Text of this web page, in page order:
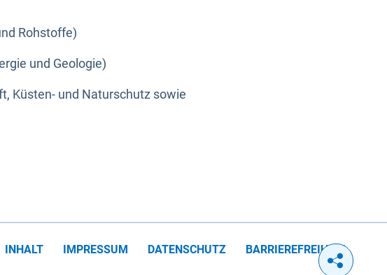
Rohstoffe)
und Geologie)
Küsten- und Naturschutz sowie
INHALT IMPRESSUM DATENSCHUTZ BARRIEREFREIHEIT